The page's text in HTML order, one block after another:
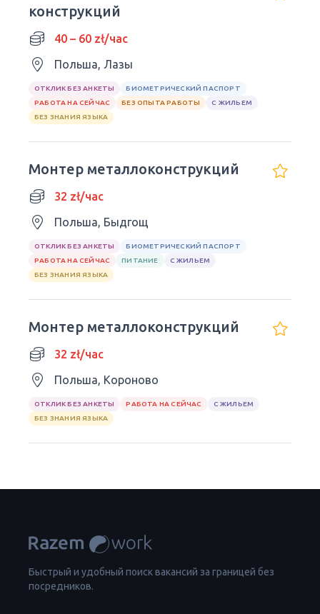
конструкций
40 – 60 zł/час
Польша, Лазы
ОТКЛИК БЕЗ АНКЕТЫ
БИОМЕТРИЧЕСКИЙ ПАСПОРТ
РАБОТА НА СЕЙЧАС
БЕЗ ОПЫТА РАБОТЫ
С ЖИЛЬЕМ
БЕЗ ЗНАНИЯ ЯЗЫКА
Монтер металлоконструкций
32 zł/час
Польша, Быдгощ
ОТКЛИК БЕЗ АНКЕТЫ
БИОМЕТРИЧЕСКИЙ ПАСПОРТ
РАБОТА НА СЕЙЧАС
ПИТАНИЕ
С ЖИЛЬЕМ
БЕЗ ЗНАНИЯ ЯЗЫКА
Монтер металлоконструкций
32 zł/час
Польша, Короново
ОТКЛИК БЕЗ АНКЕТЫ РАБОТА НА СЕЙЧАС
С ЖИЛЬЕМ
БЕЗ ЗНАНИЯ ЯЗЫКА
Быстрый и удобный поиск вакансий за границей без
посредников.